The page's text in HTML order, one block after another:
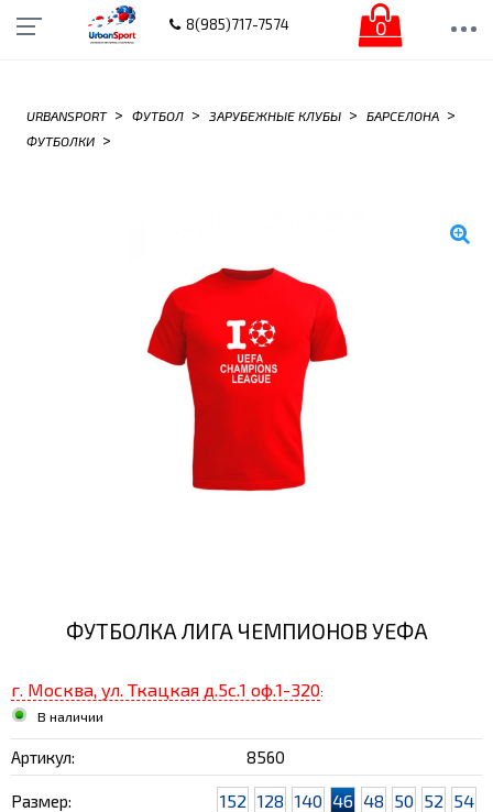
8(985)717-7574 0
URBANSPORT > ФУТБОЛ > ЗАРУБЕЖНЫЕ КЛУБЫ > БАРСЕЛОНА >
ФУТБОЛКИ >
ФУТБОЛКА ЛИГА ЧЕМПИОНОВ УЕФА
г. Москва, ул. Ткацкая д.5с.1 оф.1-320:
В наличии
Артикул: 8560
Размер: 152 128 140 46 48 50 52 54